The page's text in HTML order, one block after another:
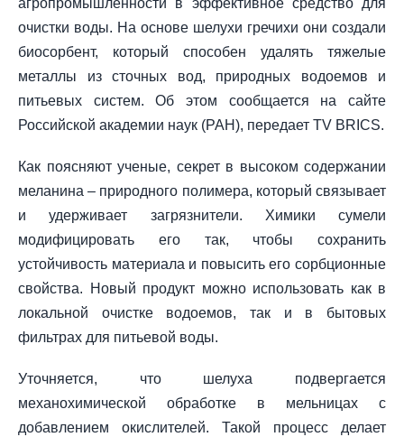
агропромышленности в эффективное средство для
очистки воды. На основе шелухи гречихи они создали
биосорбент, который способен удалять тяжелые
металлы из сточных вод, природных водоемов и
питьевых систем. Об этом сообщается на сайте
Российской академии наук (РАН), передает TV BRICS.
Как поясняют ученые, секрет в высоком содержании
меланина – природного полимера, который связывает
и удерживает загрязнители. Химики сумели
модифицировать его так, чтобы сохранить
устойчивость материала и повысить его сорбционные
свойства. Новый продукт можно использовать как в
локальной очистке водоемов, так и в бытовых
фильтрах для питьевой воды.
Уточняется, что шелуха подвергается
механохимической обработке в мельницах с
добавлением окислителей. Такой процесс делает